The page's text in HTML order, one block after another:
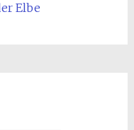
Elbe